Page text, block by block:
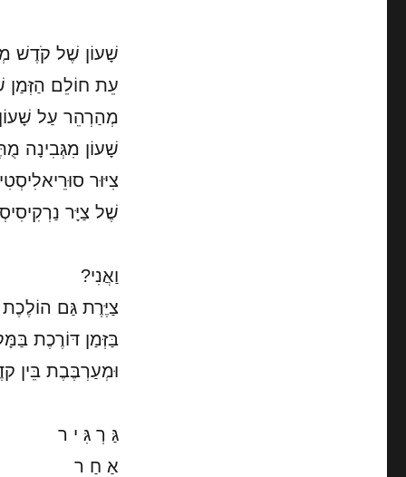
שָׁעוֹן שֶׁל קֹדֶשׁ
עֵת חוֹלֵם הַזְּמַן
מְהַרְהֵר עַל
שָׁעוֹן מִגְּבִינָה
צִיּוּר סוּרֵיאלִיסְטִי
שֶׁל צַיָּר
וַאֲנִי?
צַיֶּרֶת גַּם הוֹלֶכֶת
בַּזְּמַן דּוֹרֶכֶת
וּמְעַרְבֶּבֶת בֵּין
גַּ רְ גִּ י ר
אַ חַ ר